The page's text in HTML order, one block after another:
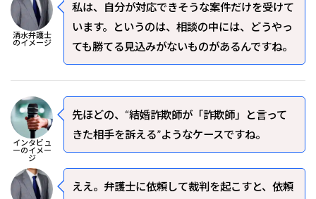
清水弁護士
のイメージ
私は、自分が対応できそうな案件だけを受けて
います。というのは、相談の中には、どうやっ
ても勝てる見込みがないものがあるんですね。
インタビュ
ーのイメー
ジ
――先ほどの、“結婚詐欺師が「詐欺師」と言って
きた相手を訴える”ようなケースですね。
ええ。弁護士に依頼して裁判を起こすと、依頼